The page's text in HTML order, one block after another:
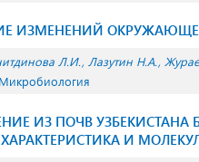
ИЗМЕНЕНИЙ
Л.И. Лазутин Н.А.
ИЗ ПОЧВ УЗБЕКИСТАНА
ХАРАКТЕРИСТИКА И